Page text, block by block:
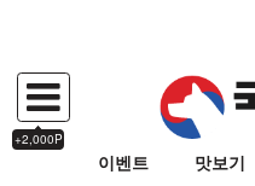
+2,000P
이벤트 맛보기